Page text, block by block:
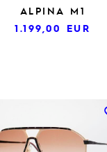
ALPINA M1
1.199,00 EUR